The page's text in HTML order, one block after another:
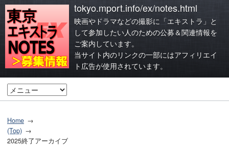
tokyo.mport.info/ex/notes.html
映画やドラマなどの撮影に「エキストラ」と
して参加したい人のための公募＆関連情報を
ご案内しています。
当サイト内のリンクの一部にはアフィリエイ
ト広告が使用されています。
Home
(Top)
2025終了アーカイブ